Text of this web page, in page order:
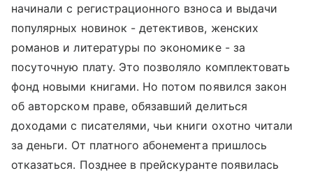
начинали с регистрационного взноса и выдачи
популярных новинок - детективов, женских
романов и литературы по экономике - за
посуточную плату. Это позволяло комплектовать
фонд новыми книгами. Но потом появился закон
об авторском праве, обязавший делиться
доходами с писателями, чьи книги охотно читали
за деньги. От платного абонемента пришлось
отказаться. Позднее в прейскуранте появилась